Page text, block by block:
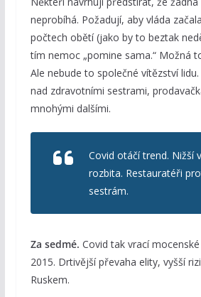
neprobíhá. Požadují, aby vláda
počtech obětí (jako by to beztak
tím nemoc „pomine sama.“ Možná
Ale nebude to společné vítězství
nad zdravotními sestrami,
mnohými dalšími.
Covid otáčí trend. Nižší
rozbita. Restauratéři
sestrám.
Za sedmé. Covid tak vrací
2015. Drtivější převaha elity, vyšší
Ruskem.